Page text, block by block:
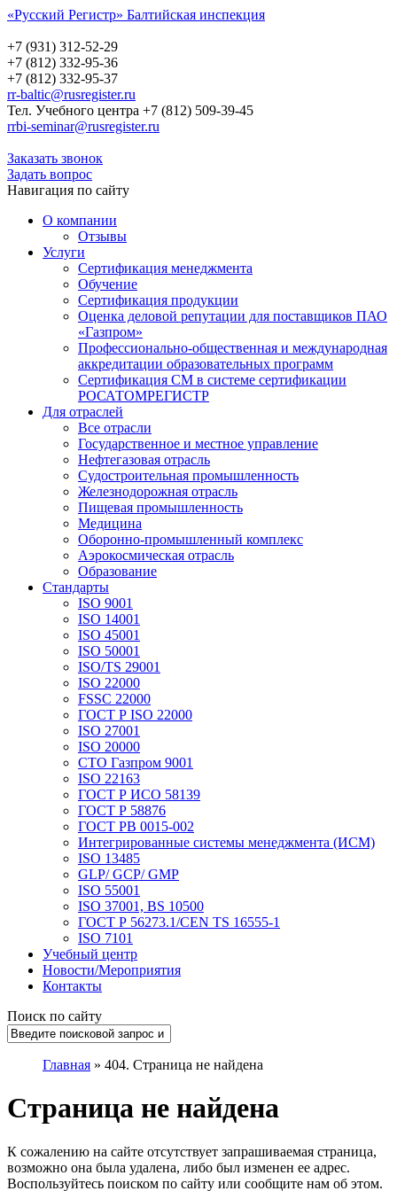
«Русский Регистр» Балтийская инспекция
+7 (931) 312-52-29
+7 (812) 332-95-36
+7 (812) 332-95-37
rr-baltic@rusregister.ru
Тел. Учебного центра +7 (812) 509-39-45
rrbi-seminar@rusregister.ru
Заказать звонок
Задать вопрос
Навигация по сайту
О компании
Отзывы
Услуги
Сертификация менеджмента
Обучение
Сертификация продукции
Оценка деловой репутации для поставщиков ПАО
«Газпром»
Профессионально-общественная и международная
аккредитации образовательных программ
Сертификация СМ в системе сертификации
РОСАТОМРЕГИСТР
Для отраслей
Все отрасли
Государственное и местное управление
Нефтегазовая отрасль
Судостроительная промышленность
Железнодорожная отрасль
Пищевая промышленность
Медицина
Оборонно-промышленный комплекс
Аэрокосмическая отрасль
Образование
Стандарты
ISO 9001
ISO 14001
ISO 45001
ISO 50001
ISO/TS 29001
ISO 22000
FSSC 22000
ГОСТ Р ISO 22000
ISO 27001
ISO 20000
СТО Газпром 9001
ISO 22163
ГОСТ Р ИСО 58139
ГОСТ Р 58876
ГОСТ РВ 0015-002
Интегрированные системы менеджмента (ИСМ)
ISO 13485
GLP/ GCP/ GMP
ISO 55001
ISO 37001, BS 10500
ГОСТ Р 56273.1/CEN TS 16555-1
ISO 7101
Учебный центр
Новости/Мероприятия
Контакты
Поиск по сайту
Главная » 404. Страница не найдена
Страница не найдена
К сожалению на сайте отсутствует запрашиваемая страница,
возможно она была удалена, либо был изменен ее адрес.
Воспользуйтесь поиском по сайту или сообщите нам об этом.